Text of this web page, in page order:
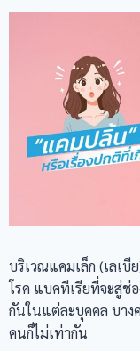
บริเวณแคมเล็ก (เลเบี
โรค แบคทีเรียที่จะสู่ช่
กันในแต่ละบุคคล บาง
คนก็ไม่เท่ากัน